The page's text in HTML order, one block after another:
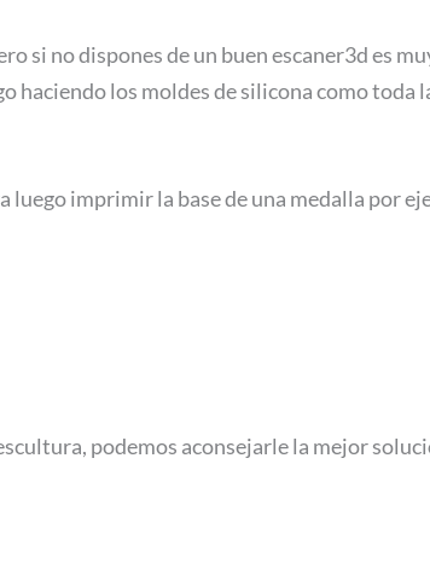
si no dispones de un buen escaner3d es
haciendo los moldes de silicona como toda
luego imprimir la base de una medalla por
podemos aconsejarle la mejor